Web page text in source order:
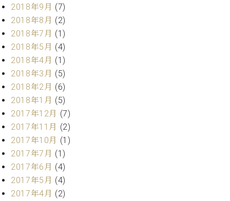
工
房
ブ
グ
ア
ク
セ
ス
問
い
合
わ
せ
2018年9月 (7)
2018年8月 (2)
2018年7月 (1)
2018年5月 (4)
2018年4月 (1)
2018年3月 (5)
2018年2月 (6)
2018年1月 (5)
2017年12月 (7)
2017年11月 (2)
2017年10月 (1)
2017年7月 (1)
2017年6月 (4)
2017年5月 (4)
2017年4月 (2)